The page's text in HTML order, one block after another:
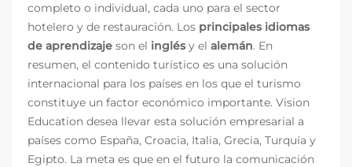
completo o individual, cada uno para el sector
hotelero y de restauración. Los principales idiomas
de aprendizaje son el inglés y el alemán. En
resumen, el contenido turístico es una solución
internacional para los países en los que el turismo
constituye un factor económico importante. Vision
Education desea llevar esta solución empresarial a
países como España, Croacia, Italia, Grecia, Turquía y
Egipto. La meta es que en el futuro la comunicación